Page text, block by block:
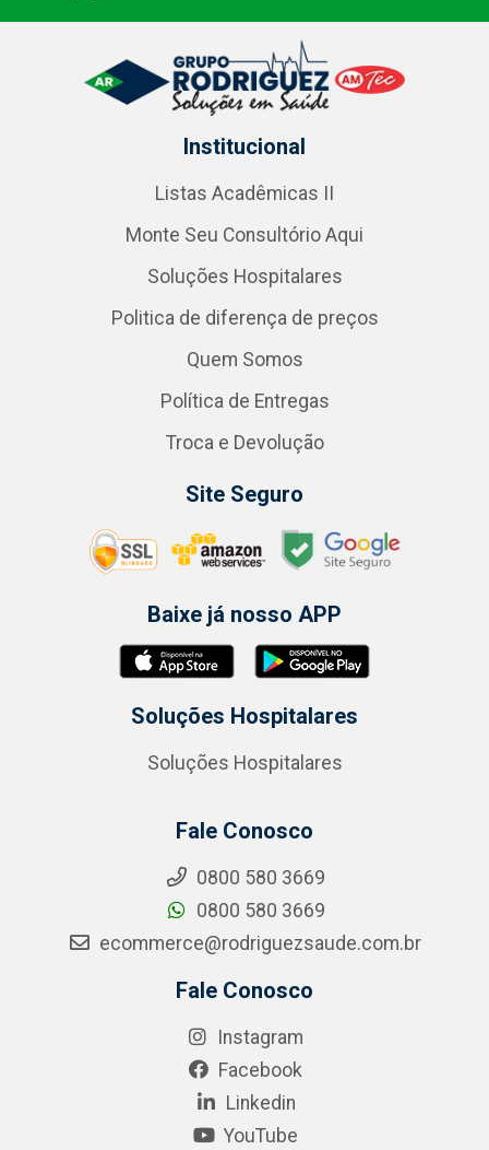
Institucional
Listas Acadêmicas II
Monte Seu Consultório Aqui
Soluções Hospitalares
Politica de diferença de preços
Quem Somos
Política de Entregas
Troca e Devolução
Site Seguro
Baixe já nosso APP
Soluções Hospitalares
Soluções Hospitalares
Fale Conosco
0800 580 3669
0800 580 3669
ecommerce@rodriguezsaude.com.br
Fale Conosco
Instagram
Facebook
Linkedin
YouTube